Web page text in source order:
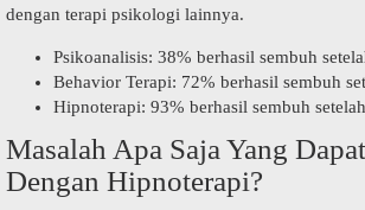
dengan terapi psikologi lainnya.
Psikoanalisis: 38% berhasil sembuh
Behavior Terapi: 72% berhasil sembuh
Hipnoterapi: 93% berhasil sembuh
Masalah Apa Saja Yang
Dengan Hipnoterapi?